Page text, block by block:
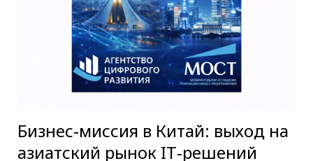
Бизнес‑миссия в Китай: выход на
азиатский рынок IT‑решений